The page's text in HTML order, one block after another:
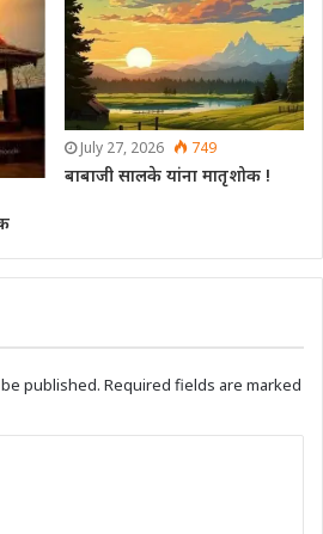
July 27, 2026 749
बाबाजी सालके यांना मातृशोक !
published. Required fields are marked